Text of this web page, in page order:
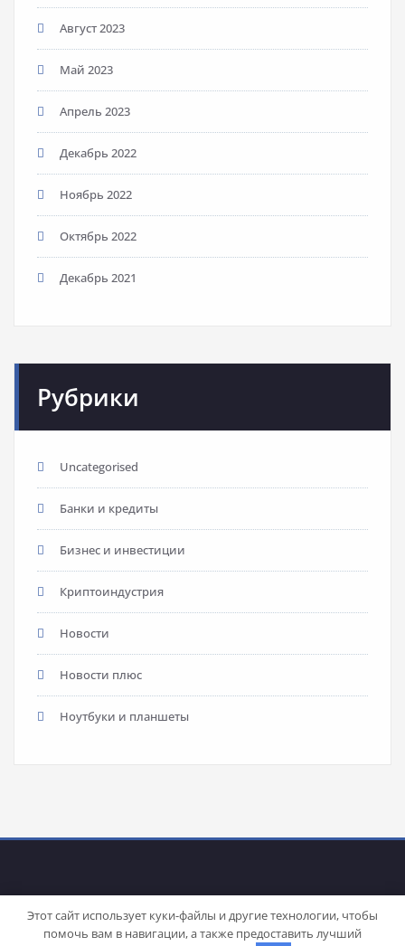
Август 2023
Май 2023
Апрель 2023
Декабрь 2022
Ноябрь 2022
Октябрь 2022
Декабрь 2021
Рубрики
Uncategorised
Банки и кредиты
Бизнес и инвестиции
Криптоиндустрия
Новости
Новости плюс
Ноутбуки и планшеты
Этот сайт использует куки-файлы и другие технологии, чтобы
помочь вам в навигации, а также предоставить лучший